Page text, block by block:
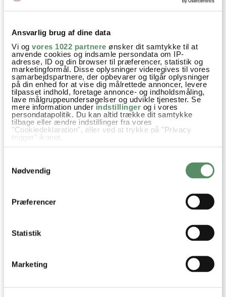
Ansvarlig brug af dine data
Vi og vores 1022 partnere ønsker dit samtykke til at
anvende cookies og indsamle persondata om IP-
adresse, ID og din browser til præferencer, statistik og
marketingformål. Disse oplysninger videregives til vores
samarbejdspartnere, der opbevarer og tilgår oplysninger
på din enhed for at vise dig målrettede annoncer, levere
tilpasset indhold, foretage annonce- og indholdsmåling,
lave målgruppeundersøgelser og udvikle tjenester. Se
mere information underindstillinger og i vores
persondatapolitik. Du kan altid trække dit samtykke
tilbage eller ændre indstillinger fra vores
"Cookiedeklaration", eller ved at trykke på "Privacy
trigger" ikonet.
Indsamle præcise oplysninger om din placering,
der kan være nøjagtig inden for få meter
Identificere din enhed baseret på en scanning af
Nødvendig
Præferencer
Statistik
Marketing
VIS ALLE 21 KOMMENTARER
Din emailadresse vil ikke blive offentliggjort.